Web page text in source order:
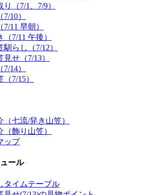
（7/1、7/9）
10）
11 早朝）
7/11 午後）
らし（7/12）
せ（7/13）
14）
7/15）
（七流/舁き山笠）
（飾り山笠）
ップ
ール
タイムテーブル